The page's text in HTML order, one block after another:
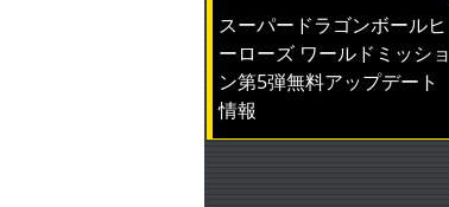
スーパードラゴンボールヒ
ーローズ ワールドミッショ
ン第5弾無料アップデート
情報